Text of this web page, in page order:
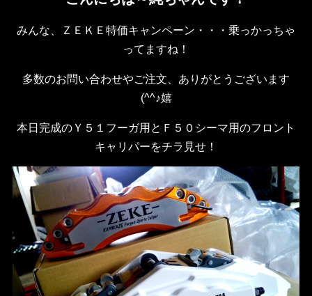
みんな、ＺＥＫＥ特価キャンペーン・・・乗っかっちゃ
ってますね！
多数のお問い合わせやご注文、ありがとうございます
(^^♪嬉
本日完成のＹ５１フーガ用とＦ５０シーマ用のフロント
キャリパーをチラ見せ！